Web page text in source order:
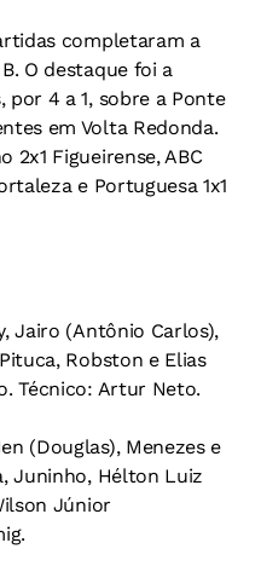
completaram a
O destaque foi a
por 4 a 1, sobre a Ponte
em Volta Redonda.
2x1 Figueirense, ABC
e Portuguesa 1x1
Jairo (Antônio Carlos),
Robston e Elias
Técnico: Artur Neto.
(Douglas), Menezes e
Juninho, Hélton Luiz
Júnior